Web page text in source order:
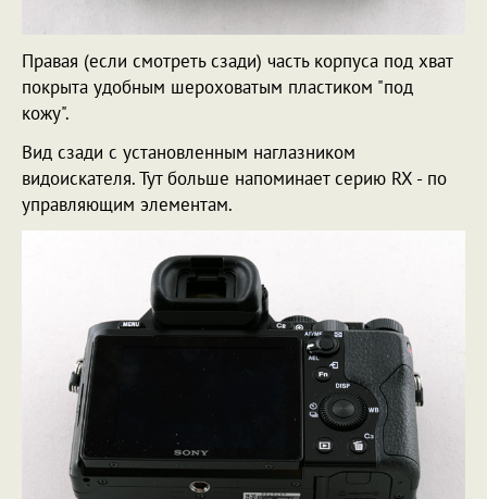
Правая (если смотреть сзади) часть корпуса под хват
покрыта удобным шероховатым пластиком "под
кожу".
Вид сзади с установленным наглазником
видоискателя. Тут больше напоминает серию RX - по
управляющим элементам.